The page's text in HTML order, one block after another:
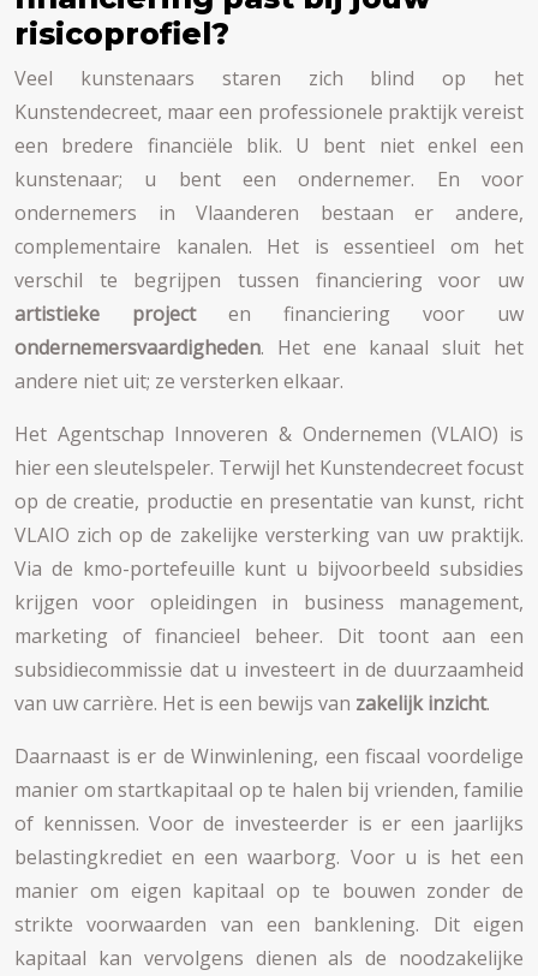
risicoprofiel?
Veel kunstenaars staren zich blind op het
Kunstendecreet, maar een professionele praktijk vereist
een bredere financiële blik. U bent niet enkel een
kunstenaar; u bent een ondernemer. En voor
ondernemers in Vlaanderen bestaan er andere,
complementaire kanalen. Het is essentieel om het
verschil te begrijpen tussen financiering voor uw
artistieke projecten financiering voor uw
ondernemersvaardigheden. Het ene kanaal sluit het
andere niet uit; ze versterken elkaar.
Het Agentschap Innoveren & Ondernemen (VLAIO) is
hier een sleutelspeler. Terwijl het Kunstendecreet focust
op de creatie, productie en presentatie van kunst, richt
VLAIO zich op de zakelijke versterking van uw praktijk.
Via de kmo-portefeuille kunt u bijvoorbeeld subsidies
krijgen voor opleidingen in business management,
marketing of financieel beheer. Dit toont aan een
subsidiecommissie dat u investeert in de duurzaamheid
van uw carrière. Het is een bewijs van zakelijk inzicht.
Daarnaast is er de Winwinlening, een fiscaal voordelige
manier om startkapitaal op te halen bij vrienden, familie
of kennissen. Voor de investeerder is er een jaarlijks
belastingkrediet en een waarborg. Voor u is het een
manier om eigen kapitaal op te bouwen zonder de
strikte voorwaarden van een banklening. Dit eigen
kapitaal kan vervolgens dienen als de noodzakelijke